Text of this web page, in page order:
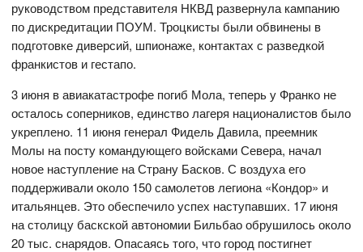
руководством представителя НКВД развернула кампанию
по дискредитации ПОУМ. Троцкисты были обвинены в
подготовке диверсий, шпионаже, контактах с разведкой
франкистов и гестапо.
3 июня в авиакатастрофе погиб Мола, теперь у Франко не
осталось соперников, единство лагеря националистов было
укреплено. 11 июня генерал Фидель Давила, преемник
Молы на посту командующего войсками Севера, начал
новое наступление на Страну Басков. С воздуха его
поддерживали около 150 самолетов легиона «Кондор» и
итальянцев. Это обеспечило успех наступавших. 17 июня
на столицу баскской автономии Бильбао обрушилось около
20 тыс. снарядов. Опасаясь того, что город постигнет